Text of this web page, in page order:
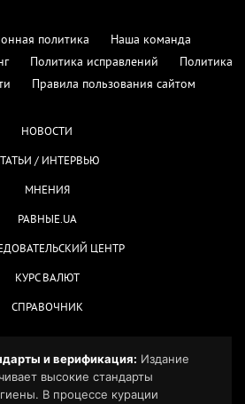
политика
Наша команда
Политика исправлений
Политика
Правила пользования сайтом
НОВОСТИ
/ ИНТЕРВЬЮ
МНЕНИЯ
РАВНЫЕ.UA
ЦЕНТР
КУРС ВАЛЮТ
СПРАВОЧНИК
и верификация: Издание
высокие стандарты
В процессе курации